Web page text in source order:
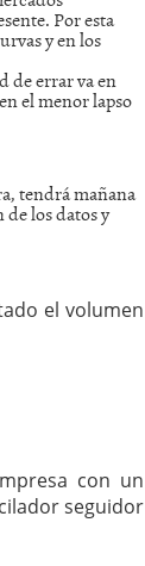
Por esta
y en los
de errar va en
el menor lapso
tendrá mañana
los datos y
el volumen
con un
seguidor